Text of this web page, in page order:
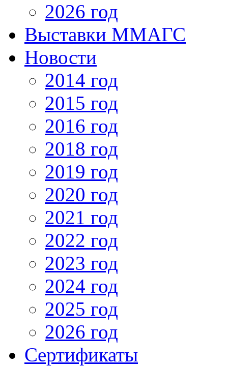
2026 год
Выставки ММАГС
Новости
2014 год
2015 год
2016 год
2018 год
2019 год
2020 год
2021 год
2022 год
2023 год
2024 год
2025 год
2026 год
Сертификаты